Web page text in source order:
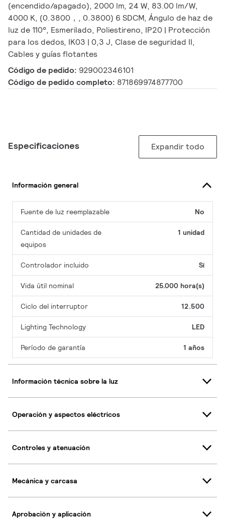
(encendido/apagado), 2000 lm, 24 W, 83.00 lm/W,
4000 K, (0.3800，, 0.3800) 6 SDCM, Ángulo de haz de
luz de 110°, Esmerilado, Poliestireno, IP20 | Protección
para los dedos, IK03 | 0,3 J, Clase de seguridad II,
Cables y guías flotantes
Código de pedido: 929002346101
Código de pedido completo: 871869974877700
Especificaciones Expandir todo
Información general
Fuente de luz reemplazable No
Cantidad de unidades de
equipos
1 unidad
Controlador incluido Sí
Vida útil nominal 25.000 hora(s)
Ciclo del interruptor 12.500
Lighting Technology LED
Período de garantía 1 años
Información técnica sobre la luz
Operación y aspectos eléctricos
Controles y atenuación
Mecánica y carcasa
Aprobación y aplicación